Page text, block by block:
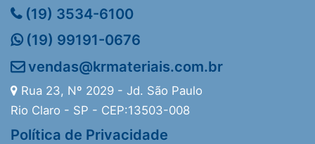
(19) 3534-6100
(19) 99191-0676
vendas@krmateriais.com.br
Rua 23, Nº 2029 - Jd. São Paulo
Rio Claro - SP - CEP:13503-008
Política de Privacidade